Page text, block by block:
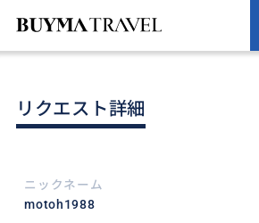
リクエスト詳細
ニックネーム
motoh1988